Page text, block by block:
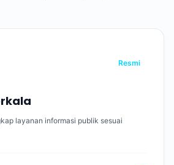
Resmi
layanan informasi publik sesuai